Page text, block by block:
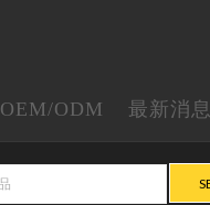
OEM/ODM 最新消息